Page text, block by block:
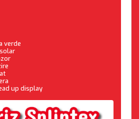
verde
up display